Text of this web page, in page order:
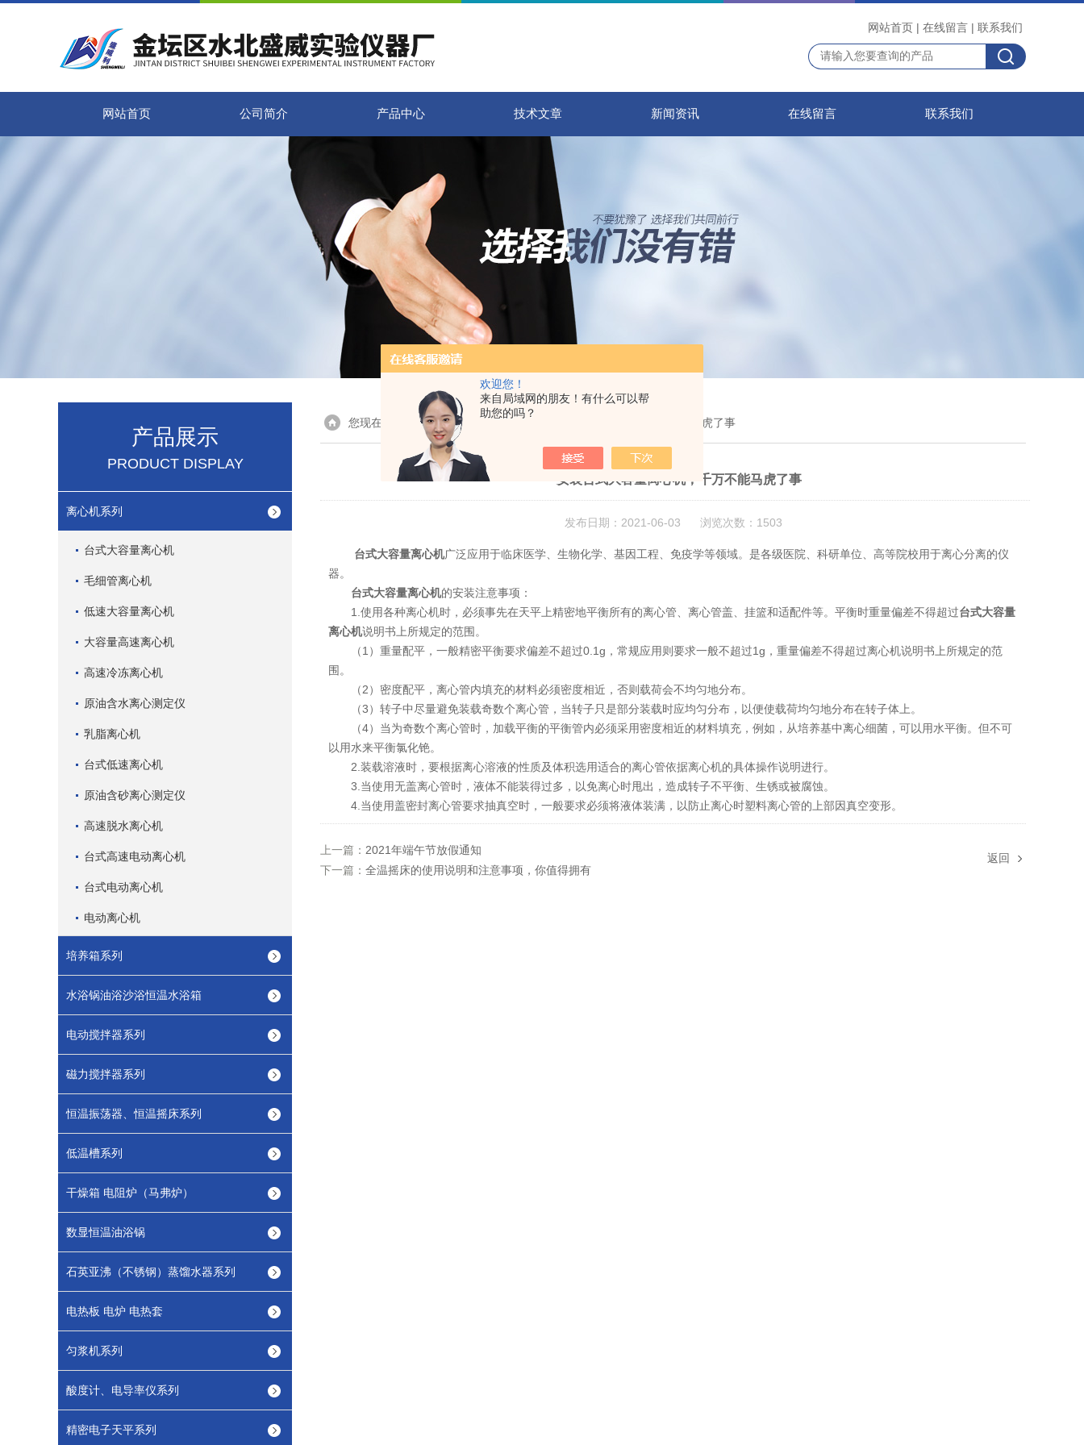
欢迎您！
来自局域网的朋友！有什么可以帮
助您的吗？
网站首页 | 在线留言 | 联系我们
网站首页 公司简介 产品中心 技术文章 新闻资讯 在线留言 联系我们
产品展示
PRODUCT DISPLAY
离心机系列
台式大容量离心机
毛细管离心机
低速大容量离心机
大容量高速离心机
高速冷冻离心机
原油含水离心测定仪
乳脂离心机
台式低速离心机
原油含砂离心测定仪
高速脱水离心机
台式高速电动离心机
台式电动离心机
电动离心机
培养箱系列
水浴锅油浴沙浴恒温水浴箱
电动搅拌器系列
磁力搅拌器系列
恒温振荡器、恒温摇床系列
低温槽系列
干燥箱 电阻炉（马弗炉）
数显恒温油浴锅
石英亚沸（不锈钢）蒸馏水器系列
电热板 电炉 电热套
匀浆机系列
酸度计、电导率仪系列
精密电子天平系列
您现在的位置：首页> 新闻中心 > 安装台式大容量离心机，千万不能马虎了事
安装台式大容量离心机，千万不能马虎了事
发布日期：2021-06-03 浏览次数：1503
台式大容量离心机广泛应用于临床医学、生物化学、基因工程、免疫学等领域。是各级医院、科研单位、高等院校用于离心分离的仪
器。
台式大容量离心机的安装注意事项：
1.使用各种离心机时，必须事先在天平上精密地平衡所有的离心管、离心管盖、挂篮和适配件等。平衡时重量偏差不得超过台式大容量
离心机说明书上所规定的范围。
（1）重量配平，一般精密平衡要求偏差不超过0.1g，常规应用则要求一般不超过1g，重量偏差不得超过离心机说明书上所规定的范
围。
（2）密度配平，离心管内填充的材料必须密度相近，否则载荷会不均匀地分布。
（3）转子中尽量避免装载奇数个离心管，当转子只是部分装载时应均匀分布，以便使载荷均匀地分布在转子体上。
（4）当为奇数个离心管时，加载平衡的平衡管内必须采用密度相近的材料填充，例如，从培养基中离心细菌，可以用水平衡。但不可
以用水来平衡氯化铯。
2.装载溶液时，要根据离心溶液的性质及体积选用适合的离心管依据离心机的具体操作说明进行。
3.当使用无盖离心管时，液体不能装得过多，以免离心时甩出，造成转子不平衡、生锈或被腐蚀。
4.当使用盖密封离心管要求抽真空时，一般要求必须将液体装满，以防止离心时塑料离心管的上部因真空变形。
上一篇： 2021年端午节放假通知
下一篇： 全温摇床的使用说明和注意事项，你值得拥有
返回